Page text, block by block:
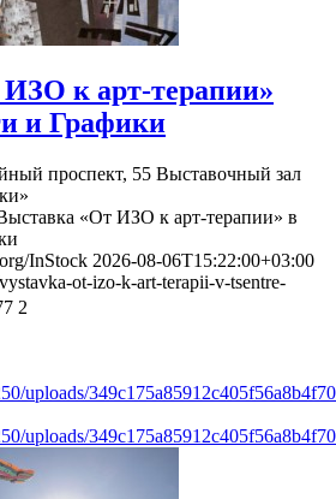
к арт-терапии»
и Графики
проспект, 55 Выставочный зал
«От ИЗО к арт-терапии» в
InStock 2026-08-06T15:22:00+03:00
ot-izo-k-art-terapii-v-tsentre-
2
uploads/
uploads/